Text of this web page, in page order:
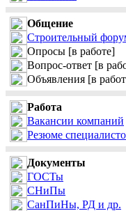
Общение
Строительный
Опросы [в работе]
Вопрос-ответ [в
Объявления [в
Работа
Вакансии компаний
Резюме
Документы
ГОСТы
СНиПы
СанПиНы, РД и др.